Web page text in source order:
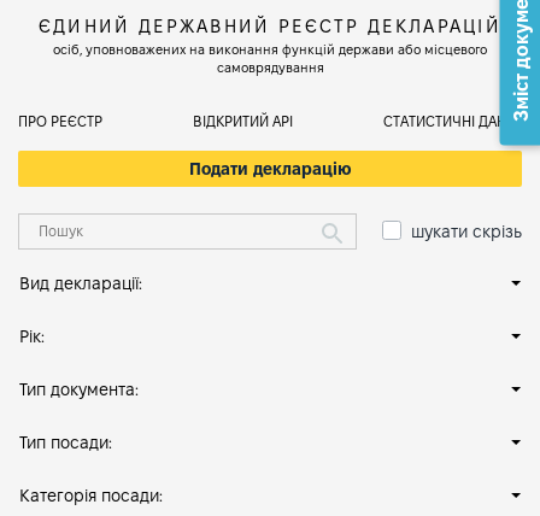
ЄДИНИЙ ДЕРЖАВНИЙ РЕЄСТР ДЕКЛАРАЦІЙ
осіб, уповноважених на виконання функцій держави або місцевого
самоврядування
ПРО РЕЄСТР ВІДКРИТИЙ АРІ СТАТИСТИЧНІ ДАНІ
Подати декларацію
шукати скрізь
Вид декларації:
Рік:
Тип документа:
Тип посади:
Категорія посади:
Зміст документа